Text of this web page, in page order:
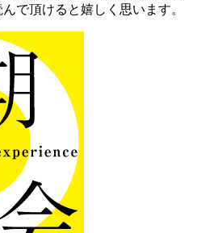
で頂けると嬉しく思います。